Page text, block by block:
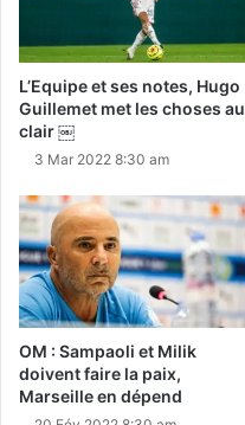
L’Equipe et ses notes, Hugo
Guillemet met les choses au
clair ￼
3 Mar 2022 8:30 am
OM : Sampaoli et Milik
doivent faire la paix,
Marseille en dépend